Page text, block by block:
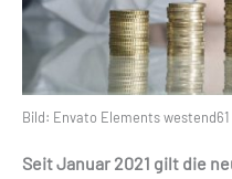
Bild: Envato Elements westend61
Seit Januar 2021 gilt die